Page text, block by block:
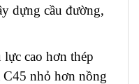
dựng cầu đường,
cao hơn thép
nhỏ hơn nồng